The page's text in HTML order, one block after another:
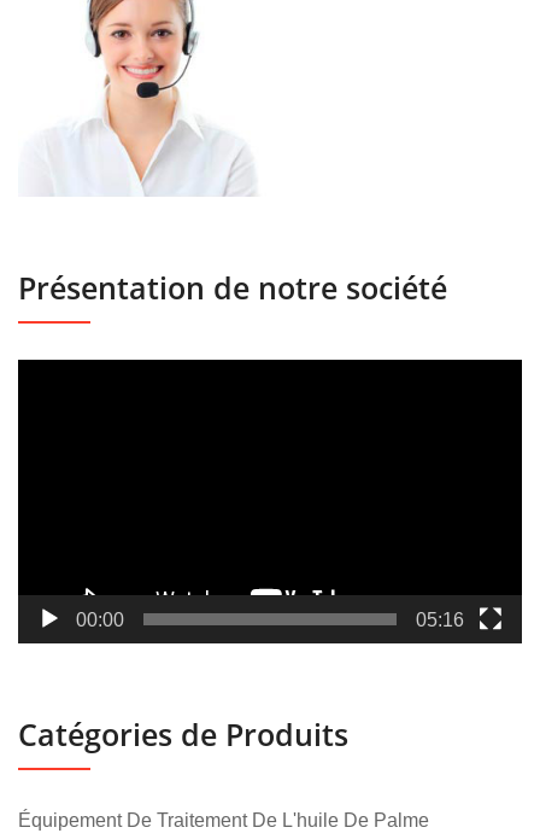
Présentation de notre société
00:00 05:16
Catégories de Produits
Équipement De Traitement De L'huile De Palme